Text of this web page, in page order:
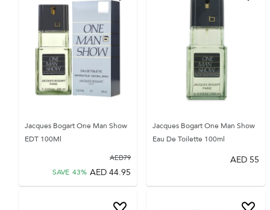
Jacques Bogart One Man Show
Eau De Toilette 100ml
55
AED
Jacques Bogart One Man Show
EDT 100Ml
79
AED
44.95
AED
SAVE 43%